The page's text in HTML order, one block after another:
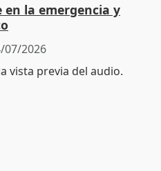
la emergencia y
07/2026